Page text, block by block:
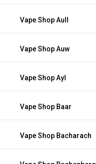
Vape Shop Aull
Vape Shop Auw
Vape Shop Ayl
Vape Shop Baar
Vape Shop Bacharach